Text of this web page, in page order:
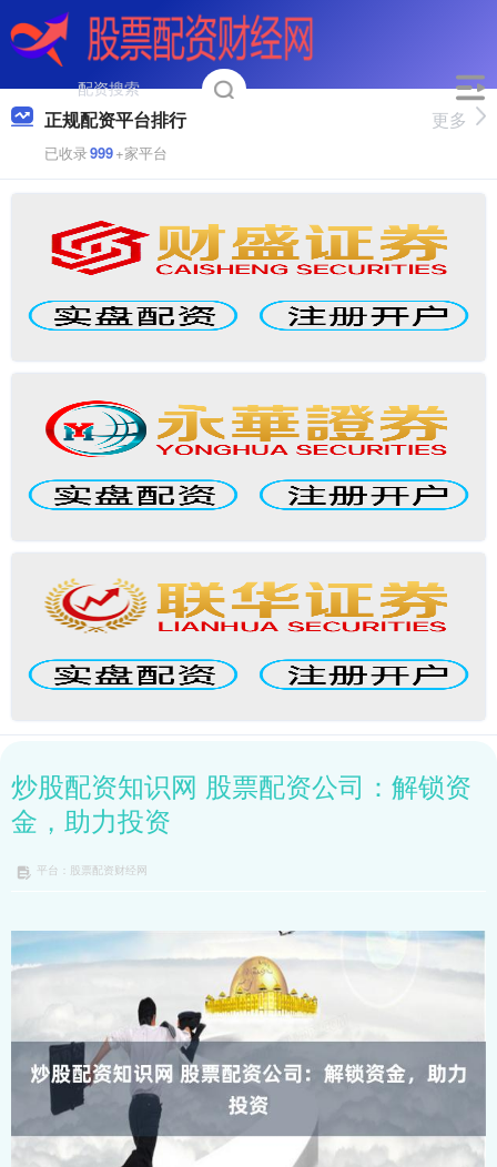
正规配资平台排行
已收录999+家平台
更多
炒股配资知识网 股票配资公司：解锁资
金，助力投资
平台：股票配资财经网